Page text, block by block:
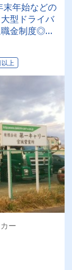
末年始などの
型ドライバ
金制度◎企
がありま
上
ー